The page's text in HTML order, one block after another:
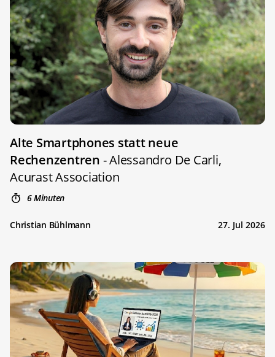
Alte Smartphones statt neue
Rechenzentren - Alessandro De Carli,
Acurast Association
6 Minuten
Christian Bühlmann 27. Jul 2026